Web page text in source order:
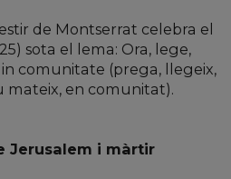
de Montserrat celebra el
sota el lema: Ora, lege,
in comunitate (prega, llegeix,
en comunitat).
Jerusalem i màrtir